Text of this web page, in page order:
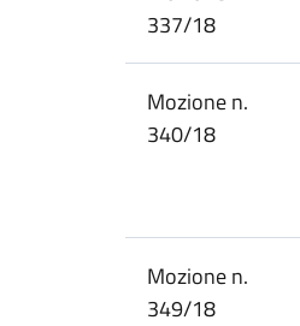
337/18
Mozione n.
340/18
Mozione n.
349/18